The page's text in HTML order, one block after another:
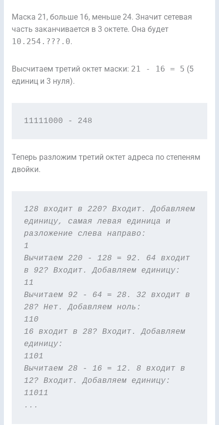
Маска 21, больше 16, меньше 24. Значит сетевая
часть заканчивается в 3 октете. Она будет
10.254.???.0.
Высчитаем третий октет маски: 21 - 16 = 5 (5
единиц и 3 нуля).
11111000 - 248
Теперь разложим третий октет адреса по степеням
двойки.
128 входит в 220? Входит. Добавляем
единицу, самая левая единица и
разложение слева направо:
1
Вычитаем 220 - 128 = 92. 64 входит
в 92? Входит. Добавляем единицу:
11
Вычитаем 92 - 64 = 28. 32 входит в
28? Нет. Добавляем ноль:
110
16 входит в 28? Входит. Добавляем
единицу:
1101
Вычитаем 28 - 16 = 12. 8 входит в
12? Входит. Добавляем единицу:
11011
...